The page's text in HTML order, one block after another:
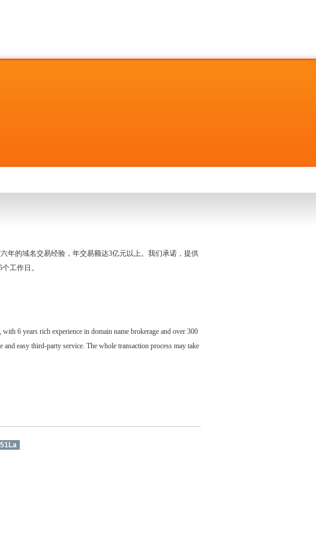
年的域名交易经验，年交易额达3亿元以上。我们承诺，提供
工作日。
6 years rich experience in domain name brokerage and over 300
easy third-party service. The whole transaction process may take
51La